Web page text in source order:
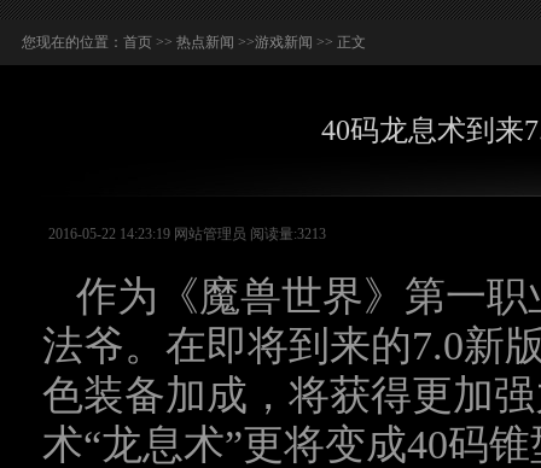
您现在的位置： 首页 >> 热点新闻 >>游戏新闻 >> 正文
40码龙息术到来
2016-05-22 14:23:19 网站管理员 阅读量:3213
作为《魔兽世界》第一
法爷。在即将到来的7.0新
色装备加成，将获得更加
术“龙息术”更将变成40码锥